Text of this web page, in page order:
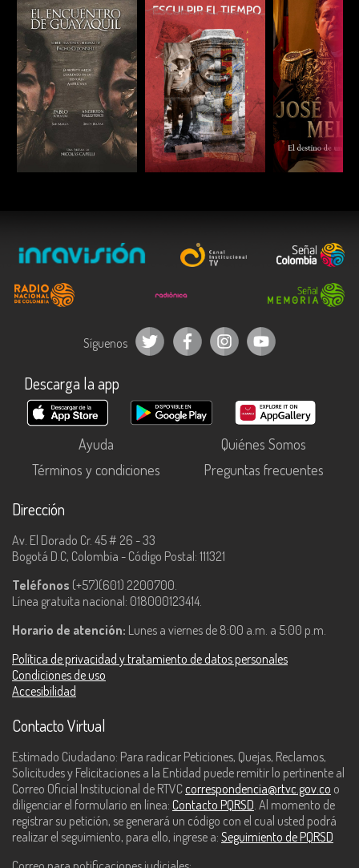
ESCUCHAR ESCUCHAR
Síguenos
Descarga la app
Ayuda
Quiénes Somos
Términos y condiciones
Preguntas frecuentes
Dirección
Av. El Dorado Cr. 45 # 26 - 33
Bogotá D.C, Colombia - Código Postal: 111321
Teléfonos (+57)(601) 2200700.
Línea gratuita nacional: 018000123414.
Horario de atención: Lunes a viernes de 8:00 a.m. a 5:00 p.m.
Política de privacidad y tratamiento de datos personales
Condiciones de uso
Accesibilidad
Contacto Virtual
Estimado Ciudadano: Para radicar Peticiones, Quejas, Reclamos,
Solicitudes y Felicitaciones a la Entidad puede remitir lo pertinente al
Correo Oficial Institucional de RTVC correspondencia@rtvc.gov.co o
diligenciar el formulario en línea: Contacto PQRSD. Al momento de
registrar su petición, se generará un código con el cual usted podrá
realizar el seguimiento, para ello, ingrese a: Seguimiento de PQRSD